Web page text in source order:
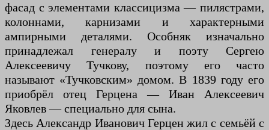
фасад с элементами классицизма — пилястрами,
колоннами, карнизами и характерными
ампирными деталями. Особняк изначально
принадлежал генералу и поэту Сергею
Алексеевичу Тучкову, поэтому его часто
называют «Тучковским» домом. В 1839 году его
приобрёл отец Герцена — Иван Алексеевич
Яковлев — специально для сына.
Здесь Александр Иванович Герцен жил с семьёй с